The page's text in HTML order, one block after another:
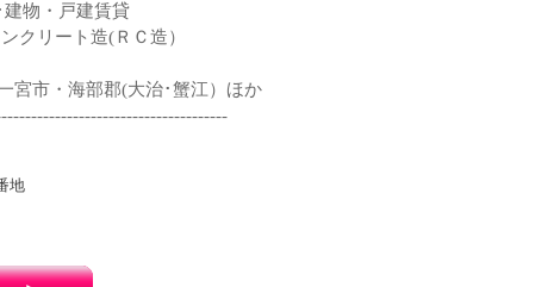
物・戸建賃貸
クリート造(ＲＣ造）
宮市・海部郡(大治･蟹江）ほか
地